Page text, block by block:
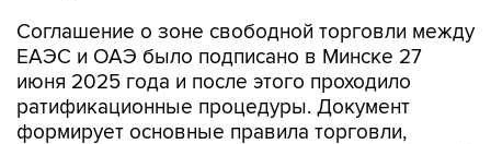
Соглашение о зоне свободной торговли между
ЕАЭС и ОАЭ было подписано в Минске 27
июня 2025 года и после этого проходило
ратификационные процедуры. Документ
формирует основные правила торговли,